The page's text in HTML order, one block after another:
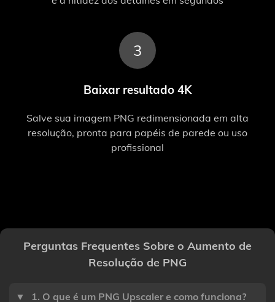
3
Baixar resultado 4K
Salve sua imagem PNG redimensionada em alta
resolução, pronta para papéis de parede ou uso
profissional
Perguntas Frequentes Sobre o Aumento de
Resolução de PNG
▼ 1. O que é um PNG Upscaler e como funciona?